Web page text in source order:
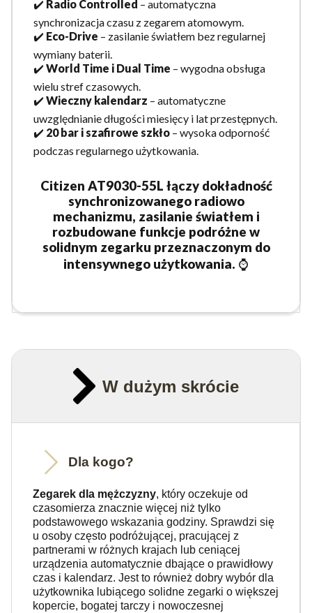
✔️ Radio Controlled – automatyczna
synchronizacja czasu z zegarem atomowym.
✔️ Eco-Drive – zasilanie światłem bez regularnej
wymiany baterii.
✔️ World Time i Dual Time – wygodna obsługa
wielu stref czasowych.
✔️ Wieczny kalendarz – automatyczne
uwzględnianie długości miesięcy i lat przestępnych.
✔️ 20 bar i szafirowe szkło – wysoka odporność
podczas regularnego użytkowania.
Citizen AT9030-55L łączy dokładność
synchronizowanego radiowo
mechanizmu, zasilanie światłem i
rozbudowane funkcje podróżne w
solidnym zegarku przeznaczonym do
intensywnego użytkowania. ⌚
W dużym skrócie
Dla kogo?
Zegarek dla mężczyzny, który oczekuje od
czasomierza znacznie więcej niż tylko
podstawowego wskazania godziny. Sprawdzi się
u osoby często podróżującej, pracującej z
partnerami w różnych krajach lub ceniącej
urządzenia automatycznie dbające o prawidłowy
czas i kalendarz. Jest to również dobry wybór dla
użytkownika lubiącego solidne zegarki o większej
kopercie, bogatej tarczy i nowoczesnej